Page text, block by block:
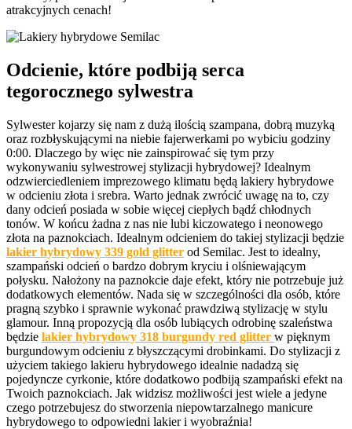
atrakcyjnych cenach!
Odcienie, które podbiją serca
tegorocznego sylwestra
Sylwester kojarzy się nam z dużą ilością szampana, dobrą muzyką
oraz rozbłyskującymi na niebie fajerwerkami po wybiciu godziny
0:00. Dlaczego by więc nie zainspirować się tym przy
wykonywaniu sylwestrowej stylizacji hybrydowej? Idealnym
odzwierciedleniem imprezowego klimatu będą lakiery hybrydowe
w odcieniu złota i srebra. Warto jednak zwrócić uwagę na to, czy
dany odcień posiada w sobie więcej ciepłych bądź chłodnych
tonów. W końcu żadna z nas nie lubi kiczowatego i neonowego
złota na paznokciach. Idealnym odcieniem do takiej stylizacji będzie
lakier hybrydowy 339 gold glitter od Semilac. Jest to idealny,
szampański odcień o bardzo dobrym kryciu i olśniewającym
połysku. Nałożony na paznokcie daje efekt, który nie potrzebuje już
dodatkowych elementów. Nada się w szczególności dla osób, które
pragną szybko i sprawnie wykonać prawdziwą stylizację w stylu
glamour. Inną propozycją dla osób lubiących odrobinę szaleństwa
będzie lakier hybrydowy 318 burgundy red glitter w pięknym
burgundowym odcieniu z błyszczącymi drobinkami. Do stylizacji z
użyciem takiego lakieru hybrydowego idealnie nadadzą się
pojedyncze cyrkonie, które dodatkowo podbiją szampański efekt na
Twoich paznokciach. Jak widzisz możliwości jest wiele a jedyne
czego potrzebujesz do stworzenia niepowtarzalnego manicure
hybrydowego to odpowiedni lakier i wyobraźnia!